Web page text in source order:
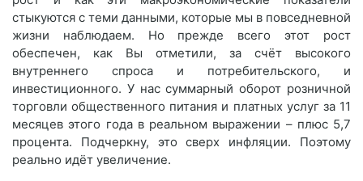
стыкуются с теми данными, которые мы в повседневной
жизни наблюдаем. Но прежде всего этот рост
обеспечен, как Вы отметили, за счёт высокого
внутреннего спроса и потребительского, и
инвестиционного. У нас суммарный оборот розничной
торговли общественного питания и платных услуг за 11
месяцев этого года в реальном выражении – плюс 5,7
процента. Подчеркну, это сверх инфляции. Поэтому
реально идёт увеличение.